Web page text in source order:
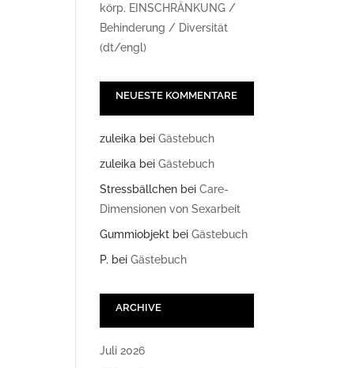
körp. EINSCHRÄNKUNG /
Behinderung / Diversität
(dt/engl)
NEUESTE KOMMENTARE
zuleika beiGästebuch
zuleika beiGästebuch
Stressbällchen beiCare-
Dimensionen von Sexarbeit
Gummiobjekt beiGästebuch
P. beiGästebuch
ARCHIVE
Juli 2026